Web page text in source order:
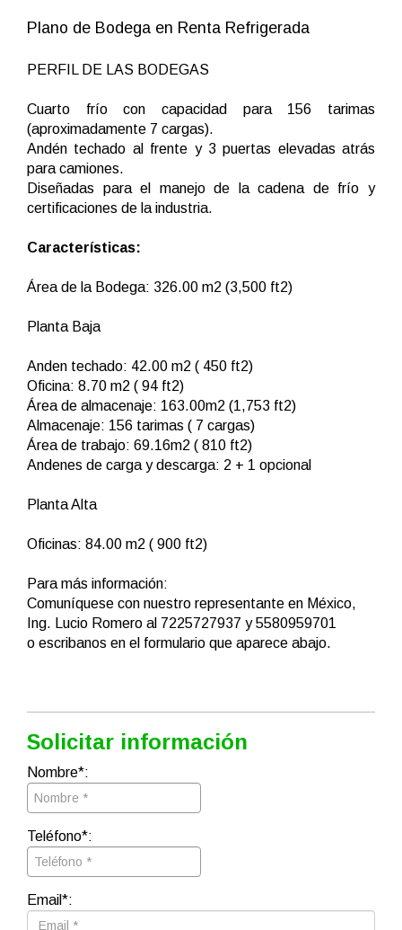
Plano de Bodega en Renta Refrigerada
PERFIL DE LAS BODEGAS
Cuarto frío con capacidad para 156 tarimas
(aproximadamente 7 cargas).
Andén techado al frente y 3 puertas elevadas atrás
para camiones.
Diseñadas para el manejo de la cadena de frío y
certificaciones de la industria.
Características:
Área de la Bodega: 326.00 m2 (3,500 ft2)
Planta Baja
Anden techado: 42.00 m2 ( 450 ft2)
Oficina: 8.70 m2 ( 94 ft2)
Área de almacenaje: 163.00m2 (1,753 ft2)
Almacenaje: 156 tarimas ( 7 cargas)
Área de trabajo: 69.16m2 ( 810 ft2)
Andenes de carga y descarga: 2 + 1 opcional
Planta Alta
Oficinas: 84.00 m2 ( 900 ft2)
Para más información:
Comuníquese con nuestro representante en México,
Ing. Lucio Romero al 7225727937 y 5580959701
o escribanos en el formulario que aparece abajo.
Solicitar información
Nombre*:
Teléfono*:
Email*: